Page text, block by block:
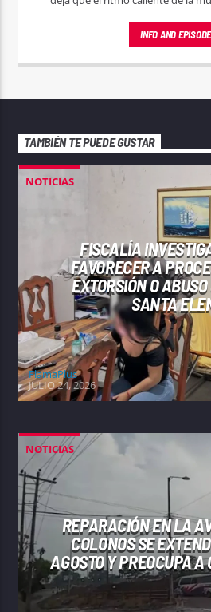
INFO AND
TAMBIÉN TE PUEDE GUSTAR
NOTICIAS
FISCALÍA
FAVORECER A
EXTORSIÓN O
SANTA
FlamaPlus
JULIO 24, 2026
NOTICIAS
REPARACIÓN EN LA
COLONOS SE
AGOSTO Y PREOCUPA A